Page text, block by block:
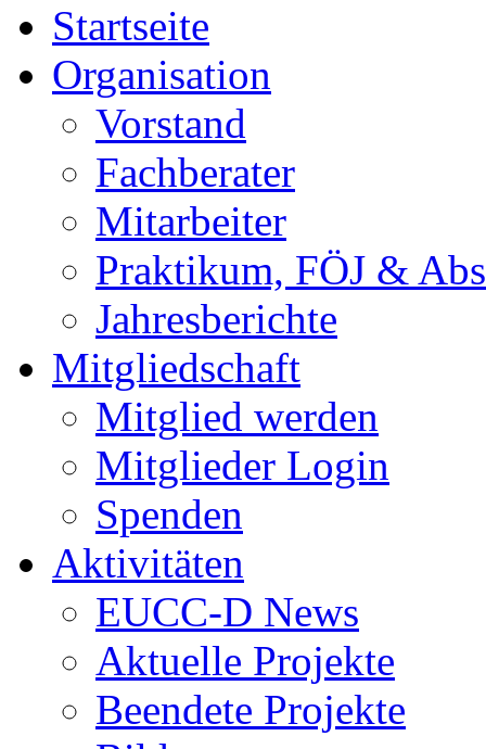
Startseite
Organisation
Vorstand
Fachberater
Mitarbeiter
Praktikum, FÖJ &
Jahresberichte
Mitgliedschaft
Mitglied werden
Mitglieder Login
Spenden
Aktivitäten
EUCC-D News
Aktuelle Projekte
Beendete Projekte